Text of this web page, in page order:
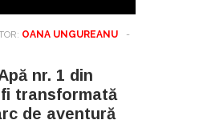
OANA UNGUREANU
-
nr. 1 din
transformată
de aventură